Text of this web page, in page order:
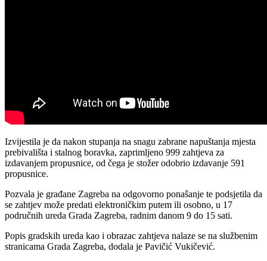
Izvijestila je da nakon stupanja na snagu zabrane napuštanja mjesta
prebivališta i stalnog boravka, zaprimljeno 999 zahtjeva za
izdavanjem propusnice, od čega je stožer odobrio izdavanje 591
propusnice.
Pozvala je građane Zagreba na odgovorno ponašanje te podsjetila da
se zahtjev može predati elektroničkim putem ili osobno, u 17
područnih ureda Grada Zagreba, radnim danom 9 do 15 sati.
Popis gradskih ureda kao i obrazac zahtjeva nalaze se na službenim
stranicama Grada Zagreba, dodala je Pavičić Vukičević.